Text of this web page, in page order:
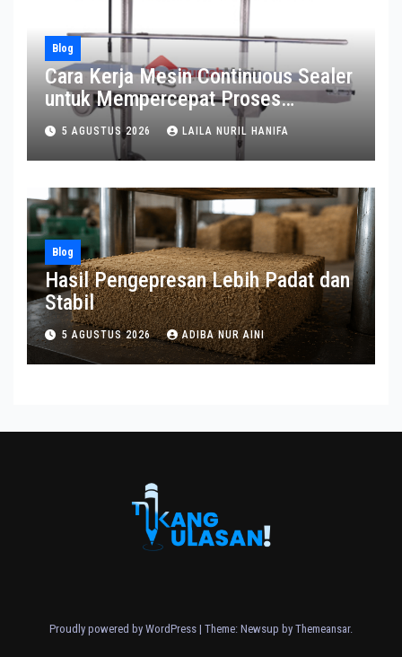
Blog
Cara Kerja Mesin Continuous Sealer
untuk Mempercepat Proses
Pengemasan
5 AGUSTUS 2026 LAILA NURIL HANIFA
Blog
Hasil Pengepresan Lebih Padat dan
Stabil
5 AGUSTUS 2026 ADIBA NUR AINI
Proudly powered by WordPress | Theme: Newsup by Themeansar.